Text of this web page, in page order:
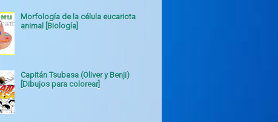
Morfología de la célula eucariota
animal [Biología]
Capitán Tsubasa (Oliver y Benji)
[Dibujos para colorear]